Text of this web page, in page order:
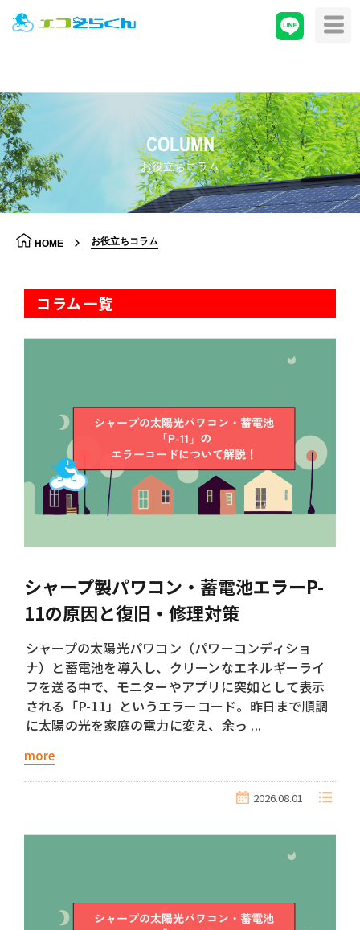
COLUMN
お役立ちコラム
HOME お役立ちコラム
コラム一覧
シャープ製パワコン・蓄電池エラーP-
11の原因と復旧・修理対策
シャープの太陽光パワコン（パワーコンディショ
ナ）と蓄電池を導入し、クリーンなエネルギーライ
フを送る中で、モニターやアプリに突如として表示
される「P-11」というエラーコード。昨日まで順調
に太陽の光を家庭の電力に変え、余っ ...
more
2026.08.01